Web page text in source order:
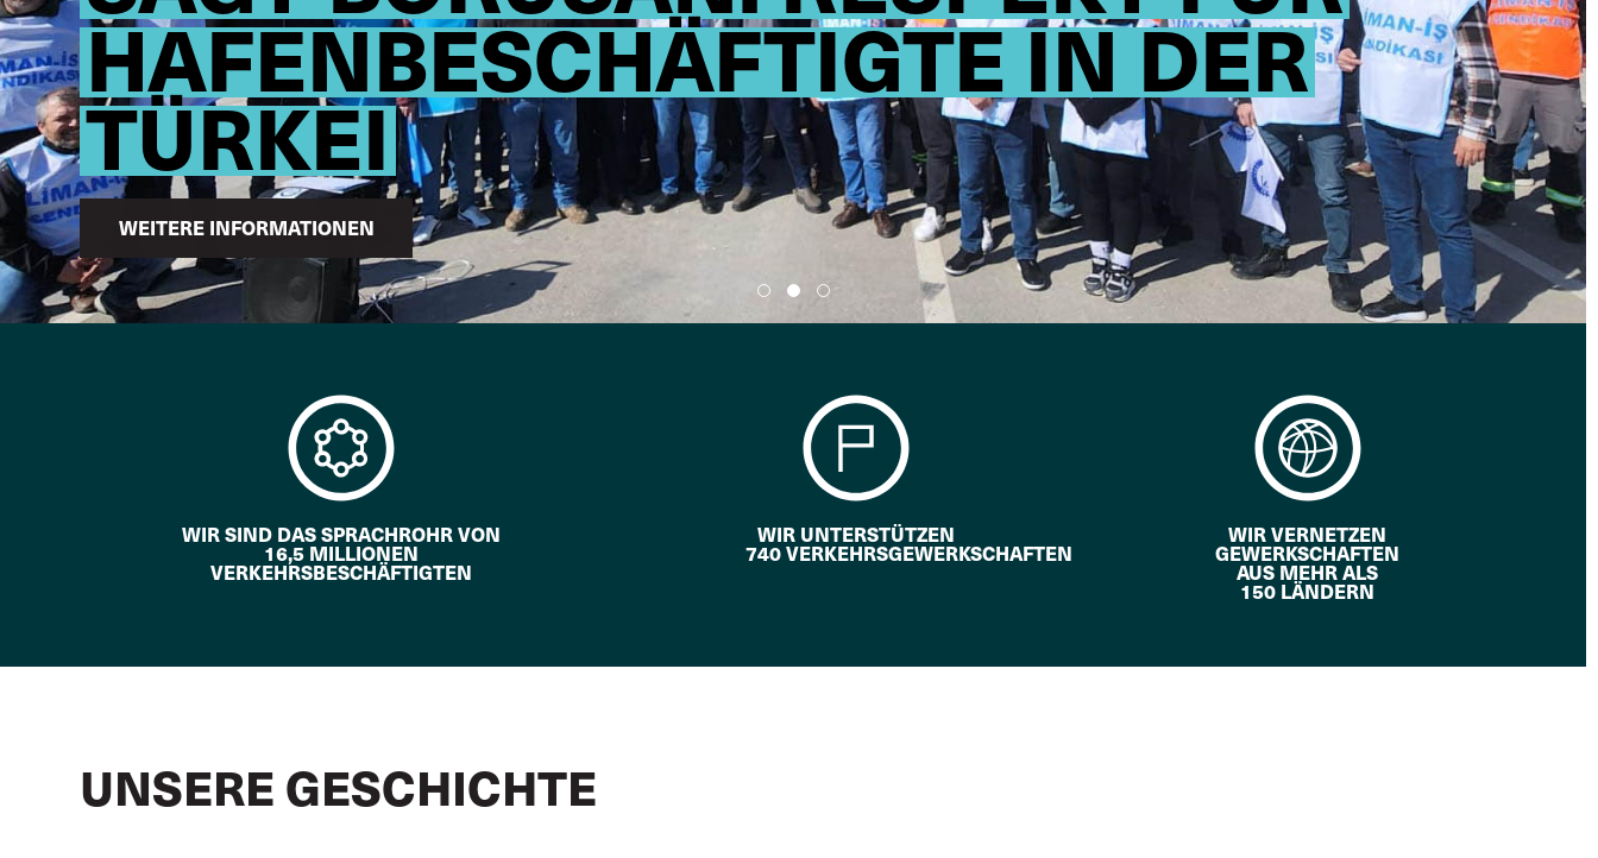
HAFENBESCHÄFTIGTE IN DER
TÜRKEI
WEITERE INFORMATIONEN
WIR SIND DAS SPRACHROHR VON
16,5 MILLIONEN
VERKEHRSBESCHÄFTIGTEN
WIR UNTERSTÜTZEN
740 VERKEHRSGEWERKSCHAFTEN
WIR VERNETZEN
GEWERKSCHAFTEN
AUS MEHR ALS
150 LÄNDERN
UNSERE GESCHICHTE